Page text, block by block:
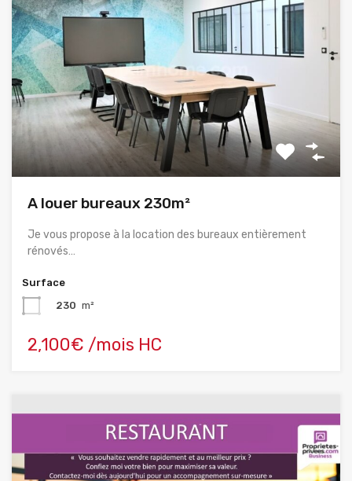
A louer bureaux 230m²
Je vous propose à la location des bureaux entièrement
rénovés…
Surface
230 m²
2,100€ /mois HC